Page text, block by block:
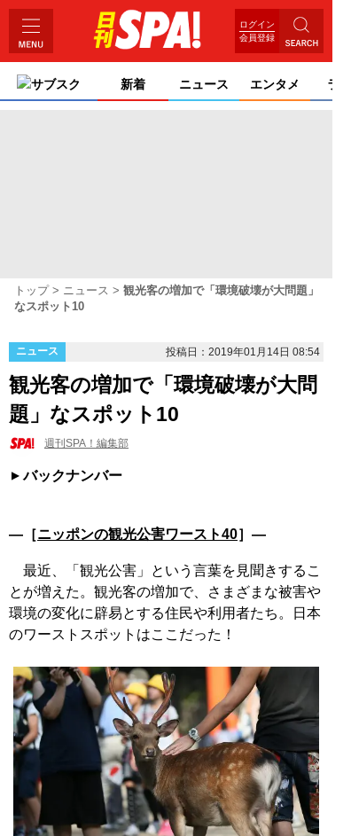
ログイン
会員登録
サブスク 新着 ニュース エンタメ ライ
トップ ニュース
観光客の増加で「環境破壊が大問題」
なスポット10
ニュース 投稿日：2019年01月14日 08:54
観光客の増加で「環境破壊が大問
題」なスポット10
週刊SPA！編集部
バックナンバー
―［ニッポンの観光公害ワースト40］―
最近、「観光公害」という言葉を見聞きするこ
とが増えた。観光客の増加で、さまざまな被害や
環境の変化に辟易とする住民や利用者たち。日本
のワーストスポットはここだった！